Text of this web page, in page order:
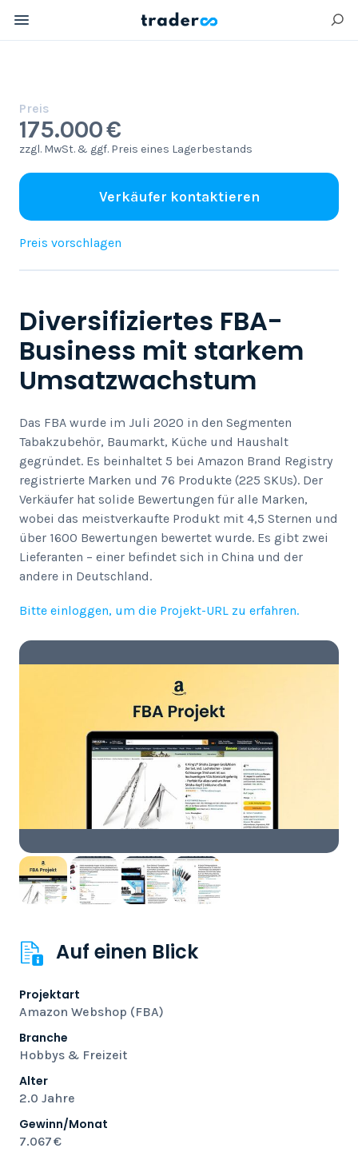
Diversifiziertes FBA-
Business mit starkem
Umsatzwachstum
Das FBA wurde im Juli 2020 in den Segmenten
Tabakzubehör, Baumarkt, Küche und Haushalt
gegründet. Es beinhaltet 5 bei Amazon Brand Registry
registrierte Marken und 76 Produkte (225 SKUs). Der
Verkäufer hat solide Bewertungen für alle Marken,
wobei das meistverkaufte Produkt mit 4,5 Sternen und
über 1600 Bewertungen bewertet wurde. Es gibt zwei
Lieferanten – einer befindet sich in China und der
andere in Deutschland.
Bitte einloggen, um die Projekt-URL zu erfahren.
Auf einen Blick
Projektart
Amazon Webshop (FBA)
Branche
Hobbys & Freizeit
Alter
2.0 Jahre
Gewinn/Monat
7.067 €
Preis
175.000 €
zzgl. MwSt. & ggf. Preis eines Lagerbestands
Verkäufer kontaktieren
Preis vorschlagen